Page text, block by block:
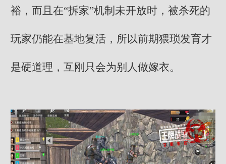
裕，而且在“拆家”机制未开放时，被杀死的
玩家仍能在基地复活，所以前期猥琐发育才
是硬道理，互刚只会为别人做嫁衣。